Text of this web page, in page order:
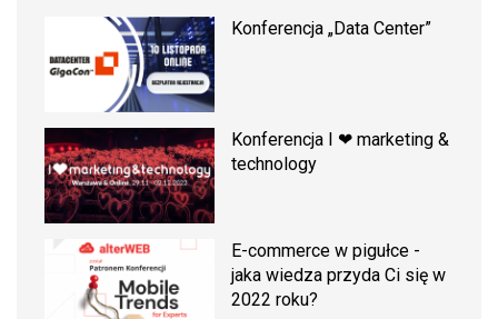
Konferencja „Data Center”
Konferencja I ❤ marketing &
technology
E-commerce w pigułce -
jaka wiedza przyda Ci się w
2022 roku?